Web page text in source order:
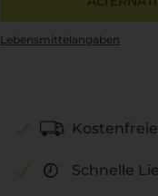
Lebensmittel­angaben
Schnelle